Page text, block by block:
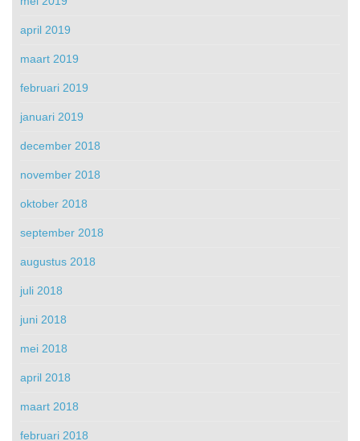
april 2019
maart 2019
februari 2019
januari 2019
december 2018
november 2018
oktober 2018
september 2018
augustus 2018
juli 2018
juni 2018
mei 2018
april 2018
maart 2018
februari 2018